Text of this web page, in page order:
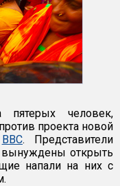
пятерых человек,
проекта новой
BBC. Представители
открыть
напали на них с